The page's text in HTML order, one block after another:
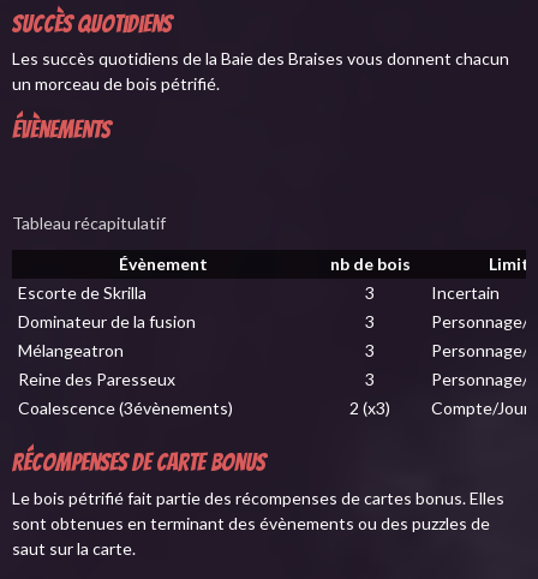
Succès quotidiens
Les succès quotidiens de la Baie des Braises vous donnent chacun
un morceau de bois pétrifié.
Évènements
Évènement nb de bois
Tableau récapitulatif
Escorte de Skrilla 3
Incertain
Dominateur de la fusion
3
Personnage/
Mélangeatron
3
Personnage/
Reine des Paresseux
3
Personnage/
Coalescence (3évènements)
2 (x3) Compte/Jour
Récompenses de carte bonus
Le bois pétrifié fait partie des récompenses de cartes bonus. Elles
sont obtenues en terminant des évènements ou des puzzles de
saut sur la carte.